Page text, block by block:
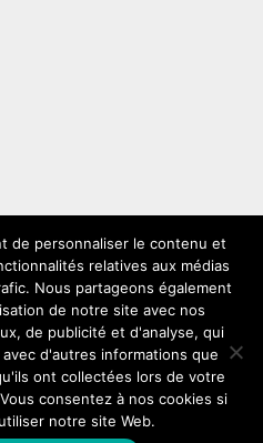
choisir son solex ideal
de personnaliser le contenu et
relatives aux médias
Nous partageons également
de notre site avec nos
de publicité et d'analyse, qui
d'autres informations que
ont collectées lors de votre
consentez à nos cookies si
notre site Web.